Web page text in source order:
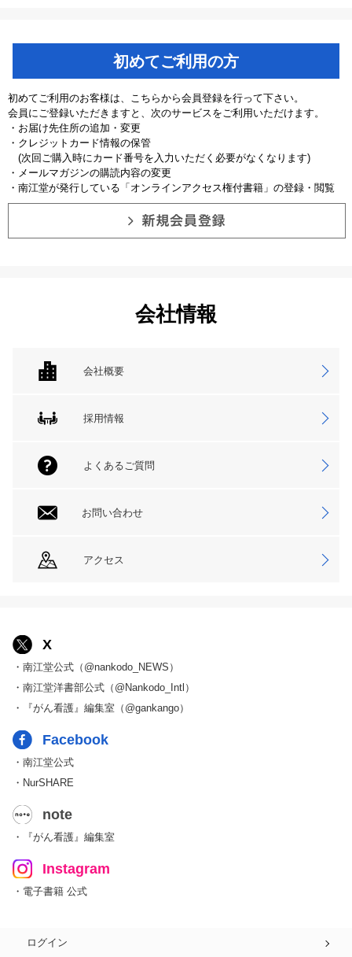
初めてご利用の方
初めてご利用のお客様は、こちらから会員登録を行って下さい。
会員にご登録いただきますと、次のサービスをご利用いただけます。
・お届け先住所の追加・変更
・クレジットカード情報の保管
(次回ご購入時にカード番号を入力いただく必要がなくなります)
・メールマガジンの購読内容の変更
・南江堂が発行している「オンラインアクセス権付書籍」の登録・閲覧
会社情報
会社概要
採用情報
よくあるご質問
お問い合わせ
アクセス
X
・南江堂公式（@nankodo_NEWS）
・南江堂洋書部公式（@Nankodo_Intl）
・『がん看護』編集室（@gankango）
Facebook
・南江堂公式
・NurSHARE
note
・『がん看護』編集室
Instagram
・電子書籍 公式
ログイン